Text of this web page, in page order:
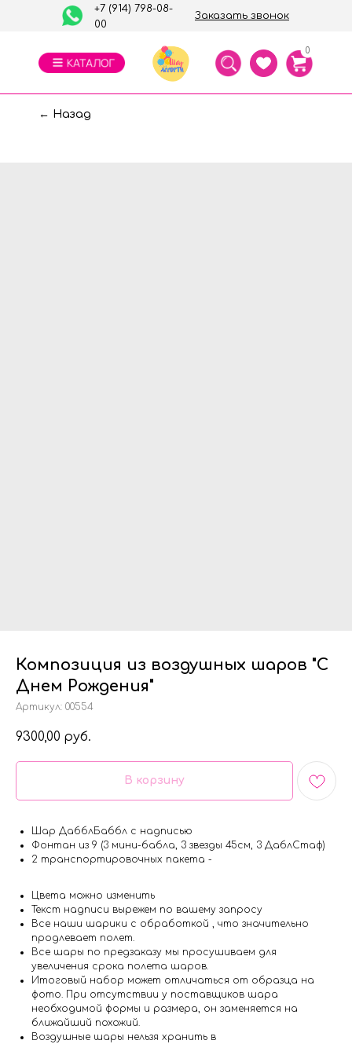
Заказать звонок
+7 (914) 798-08-
00
0
← Назад
Композиция из воздушных шаров "С
Днем Рождения"
Артикул: 00554
9300,00 руб.
В корзину
Шар ДабблБаббл с надписью
Фонтан из 9 (3 мини-бабла, 3 звезды 45см, 3 ДаблСтаф)
2 транспортировочных пакета -
Цвета можно изменить
Текст надписи вырежем по вашему запросу
Все наши шарики с обработкой , что значительно
продлевает полет.
Все шары по предзаказу мы просушиваем для
увеличения срока полета шаров.
Итоговый набор может отличаться от образца на
фото. При отсутствии у поставщиков шара
необходимой формы и размера, он заменяется на
ближайший похожий.
Воздушные шары нельзя хранить в